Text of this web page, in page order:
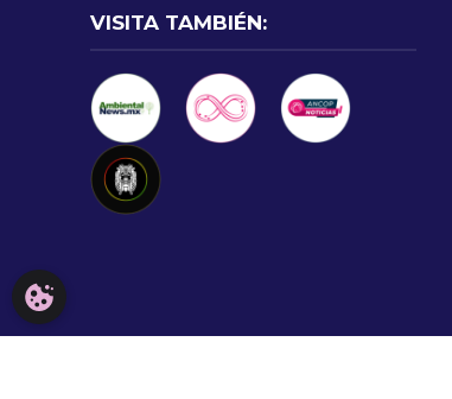
VISITA TAMBIÉN:
CONFIGURACIÓN DE COOKIES